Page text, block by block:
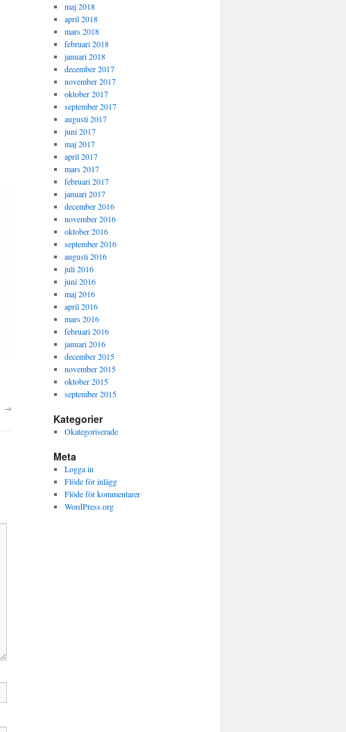
→
maj 2018
april 2018
mars 2018
februari 2018
januari 2018
december 2017
november 2017
oktober 2017
september 2017
augusti 2017
juni 2017
maj 2017
april 2017
mars 2017
februari 2017
januari 2017
december 2016
november 2016
oktober 2016
september 2016
augusti 2016
juli 2016
juni 2016
maj 2016
april 2016
mars 2016
februari 2016
januari 2016
december 2015
november 2015
oktober 2015
september 2015
Kategorier
Okategoriserade
Meta
Logga in
Flöde för inlägg
Flöde för kommentarer
WordPress.org